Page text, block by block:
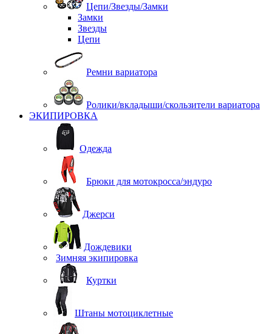
Цепи/Звезды/Замки
Замки
Звезды
Цепи
Ремни вариатора
Ролики/вкладыши/скользители вариатора
ЭКИПИРОВКА
Одежда
Брюки для мотокросса/эндуро
Джерси
Дождевики
Зимняя экипировка
Куртки
Штаны мотоциклетные